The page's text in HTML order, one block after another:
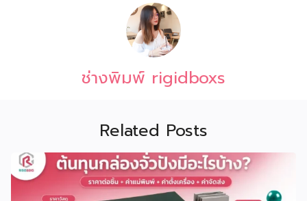
ช่างพิมพ์ rigidboxs
Related Posts